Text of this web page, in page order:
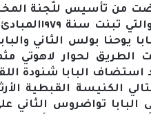
من تأسيس للّجنة
الكاثوليكية
يوحنا بولس الثاني
لحوار لاهوتي
الكنيسة القبطية
البابا تواضروس الثاني